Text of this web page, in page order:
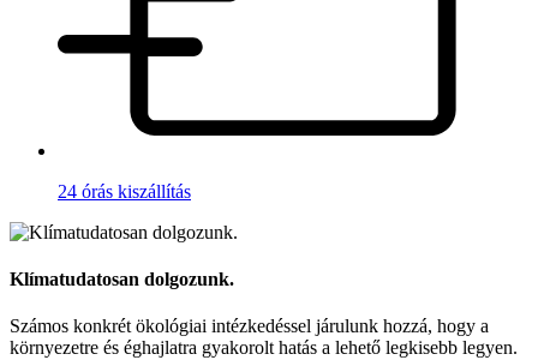
24 órás kiszállítás
Klímatudatosan dolgozunk.
Számos konkrét ökológiai intézkedéssel járulunk hozzá, hogy a
környezetre és éghajlatra gyakorolt hatás a lehető legkisebb legyen.